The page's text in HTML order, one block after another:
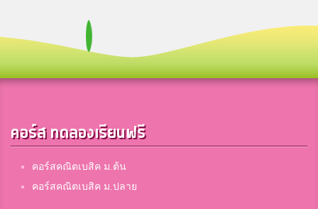
คอร์ส ทดลองเรียนฟรี
คอร์สคณิตเบสิค ม.ต้น
คอร์สคณิตเบสิค ม.ปลาย